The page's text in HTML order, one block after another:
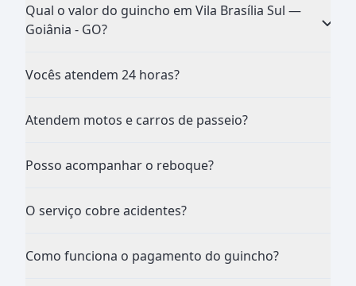
Qual o valor do guincho em Vila Brasília Sul —
Goiânia - GO?
Vocês atendem 24 horas?
Atendem motos e carros de passeio?
Posso acompanhar o reboque?
O serviço cobre acidentes?
Como funciona o pagamento do guincho?